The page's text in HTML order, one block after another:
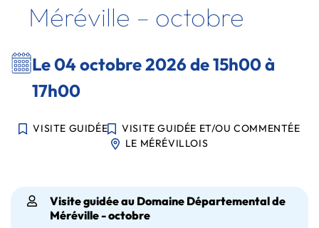
Méréville – octobre
Le04 octobre2026de 15h00 à
17h00
VISITE GUIDÉE
VISITE GUIDÉE ET/OU COMMENTÉE
LE MÉRÉVILLOIS
Infos utiles
Visite guidée au Domaine Départemental de
Méréville - octobre